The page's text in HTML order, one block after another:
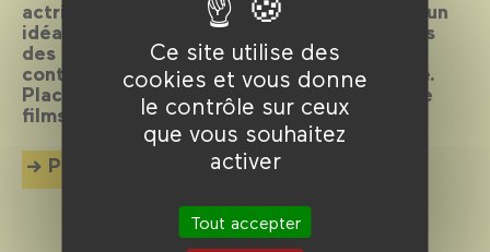
Ce site utilise des
cookies et vous donne
le contrôle sur ceux
que vous souhaitez
activer
Tout accepter
actrices et acteurs qui sont l’incarnation d’un
idéal esthétique : les stars hollywoodiennes
des années 30 à 50 et les icônes
contemporaines qui entretiennent le mythe.
Place au glamour à travers une sélection de
films, forcément sublimes !
Plus d'info